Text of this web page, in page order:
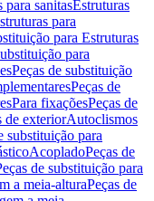
para sanitasEstruturas
para
para Estruturas
para
Peças de substituição
Peças de
Para fixaçõesPeças de
de exteriorAutoclismos
substituição para
AcopladoPeças de
de substituição para
a meia-alturaPeças de